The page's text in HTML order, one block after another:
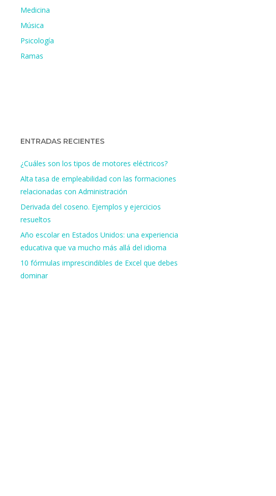
Medicina
Música
Psicología
Ramas
ENTRADAS RECIENTES
¿Cuáles son los tipos de motores eléctricos?
Alta tasa de empleabilidad con las formaciones
relacionadas con Administración
Derivada del coseno. Ejemplos y ejercicios
resueltos
Año escolar en Estados Unidos: una experiencia
educativa que va mucho más allá del idioma
10 fórmulas imprescindibles de Excel que debes
dominar